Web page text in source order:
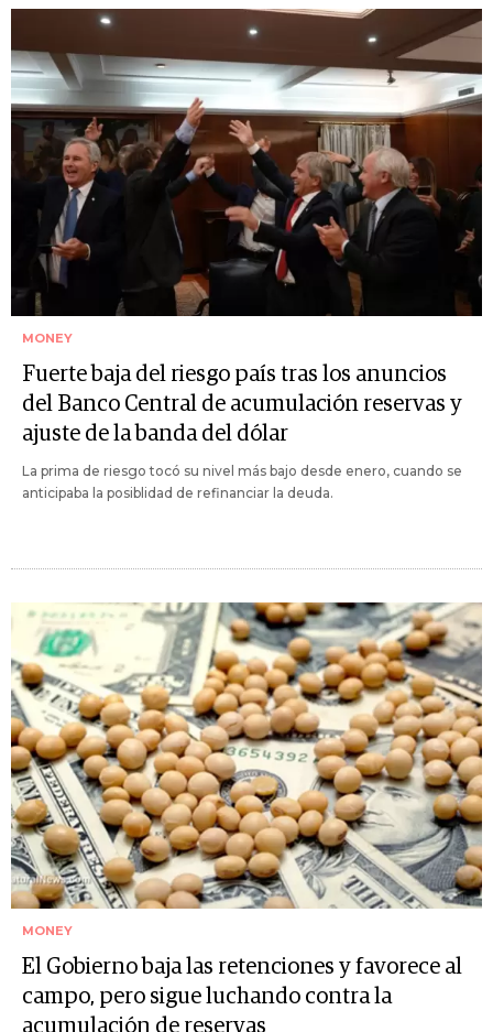
MONEY
Fuerte baja del riesgo país tras los anuncios
del Banco Central de acumulación reservas y
ajuste de la banda del dólar
La prima de riesgo tocó su nivel más bajo desde enero, cuando se
anticipaba la posiblidad de refinanciar la deuda.
MONEY
El Gobierno baja las retenciones y favorece al
campo, pero sigue luchando contra la
acumulación de reservas